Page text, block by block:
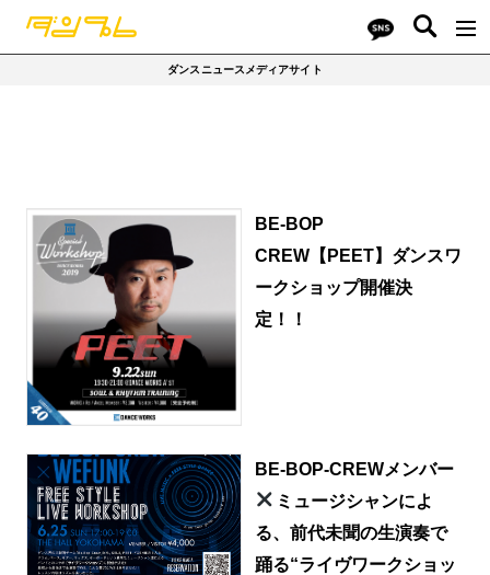
ダンスニュースメディアサイト
BE-BOP
CREW【PEET】ダンスワ
ークショップ開催決
定！！
BE-BOP-CREWメンバー
ミュージシャンによ
る、前代未聞の生演奏で
踊る“ライヴワークショッ